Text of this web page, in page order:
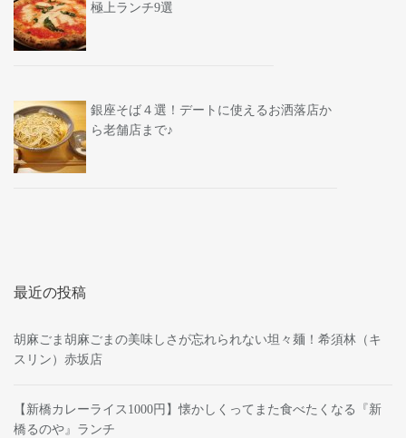
極上ランチ9選
銀座そば４選！デートに使えるお洒落店か
ら老舗店まで♪
最近の投稿
胡麻ごま胡麻ごまの美味しさが忘れられない坦々麺！希須林（キ
スリン）赤坂店
【新橋カレーライス1000円】懐かしくってまた食べたくなる『新
橋るのや』ランチ